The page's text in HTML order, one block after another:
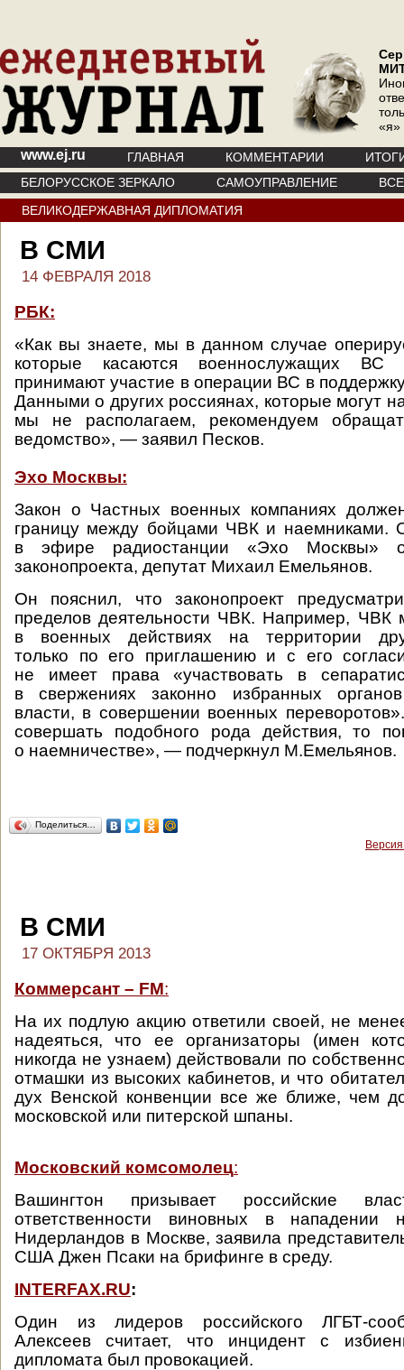
«я»
www.ej.ru ГЛАВНАЯ КОММЕНТАРИИ
БЕЛОРУССКОЕ ЗЕРКАЛО
САМОУПРАВЛЕНИЕ
ВЕЛИКОДЕРЖАВНАЯ ДИПЛОМАТИЯ
В СМИ
14 ФЕВРАЛЯ 2018
РБК:
«Как вы знаете, мы в данном случае
которые касаются военнослужащих ВС
принимают участие в операции ВС в
Данными о других россиянах, которые могут
мы не располагаем, рекомендуем
ведомство», — заявил Песков.
Эхо Москвы:
Закон о Частных военных компаниях
границу между бойцами ЧВК и наемниками.
в эфире радиостанции «Эхо Москвы»
законопроекта, депутат Михаил Емельянов.
Он пояснил, что законопроект
пределов деятельности ЧВК. Например, ЧВК
в военных действиях на территории
только по его приглашению и с его
не имеет права «участвовать в
в свержениях законно избранных органов
власти, в совершении военных
совершать подобного рода действия, то
о наемничестве», — подчеркнул М.Емельянов.
Поделиться…
В СМИ
17 ОКТЯБРЯ 2013
Коммерсант – FM:
На их подлую акцию ответили своей, не
надеяться, что ее организаторы (имен
никогда не узнаем) действовали по
отмашки из высоких кабинетов, и что
дух Венской конвенции все же ближе, чем
московской или питерской шпаны.
Московский комсомолец:
Вашингтон призывает российские
ответственности виновных в нападении
Нидерландов в Москве, заявила
США Джен Псаки на брифинге в среду.
INTERFAX.RU:
Один из лидеров российского ЛГБТ-
Алексеев считает, что инцидент с
дипломата был провокацией.